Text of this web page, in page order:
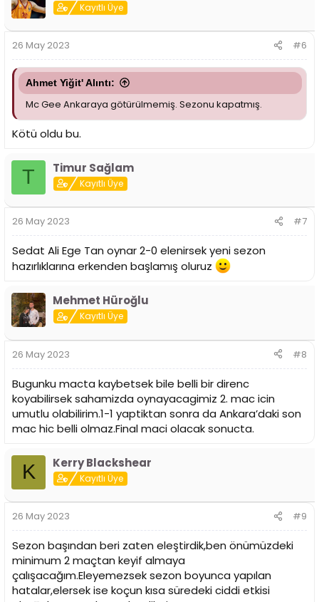
Kayıtlı Üye
26 May 2023 #6
Ahmet Yiğit' Alıntı:
Mc Gee Ankaraya götürülmemiş. Sezonu kapatmış.
Kötü oldu bu.
T Timur Sağlam
Kayıtlı Üye
26 May 2023 #7
Sedat Ali Ege Tan oynar 2-0 elenirsek yeni sezon
hazırlıklarına erkenden başlamış oluruz
Mehmet Hüroğlu
Kayıtlı Üye
26 May 2023 #8
Bugunku macta kaybetsek bile belli bir direnc
koyabilirsek sahamizda oynayacagimiz 2. mac icin
umutlu olabilirim.1-1 yaptiktan sonra da Ankara’daki son
mac hic belli olmaz.Final maci olacak sonucta.
K Kerry Blackshear
Kayıtlı Üye
26 May 2023 #9
Sezon başından beri zaten eleştirdik,ben önümüzdeki
minimum 2 maçtan keyif almaya
çalışacağım.Eleyemezsek sezon boyunca yapılan
hatalar,elersek ise koçun kısa süredeki ciddi etkisi